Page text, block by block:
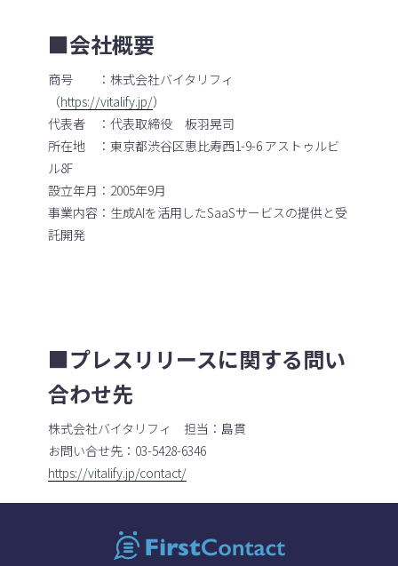
■会社概要
商号 ：株式会社バイタリフィ
（https://vitalify.jp/）
代表者 ：代表取締役 板羽晃司
所在地 ：東京都渋谷区恵比寿西1-9-6 アストゥルビ
ル8F
設立年月：2005年9月
事業内容：生成AIを活用したSaaSサービスの提供と受
託開発
■プレスリリースに関する問い
合わせ先
株式会社バイタリフィ 担当：島貫
お問い合せ先：03-5428-6346
https://vitalify.jp/contact/